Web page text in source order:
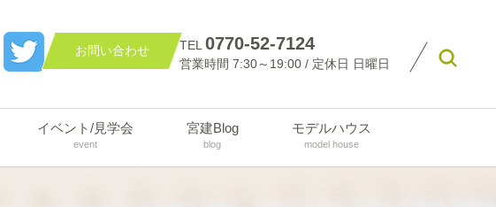
お問い合わせ TEL 0770-52-7124
営業時間 7:30～19:00 / 定休日 日曜日
イベント/見学会
event
宮建Blog
blog
モデルハウス
model house